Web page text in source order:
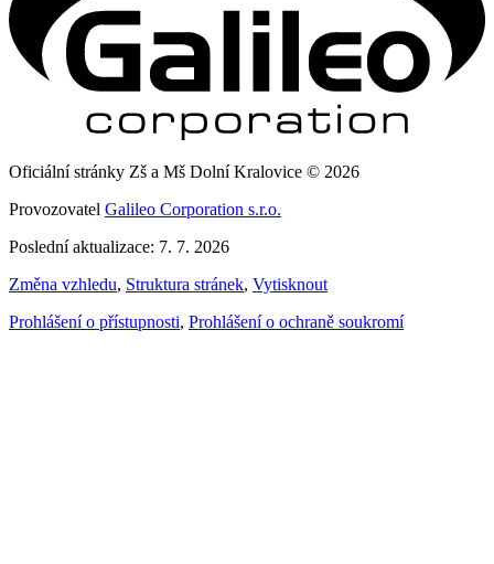
Oficiální stránky Zš a Mš Dolní Kralovice © 2026
Provozovatel Galileo Corporation s.r.o.
Poslední aktualizace: 7. 7. 2026
Změna vzhledu, Struktura stránek, Vytisknout
Prohlášení o přístupnosti, Prohlášení o ochraně soukromí